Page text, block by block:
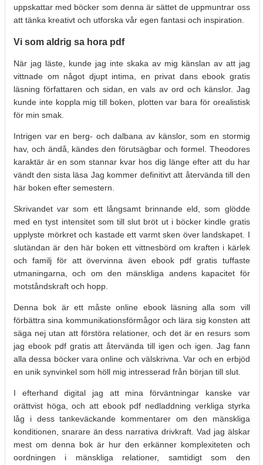
uppskattar med böcker som denna är sättet de uppmuntrar oss
att tänka kreativt och utforska vår egen fantasi och inspiration.
Vi som aldrig sa hora pdf
När jag läste, kunde jag inte skaka av mig känslan av att jag
vittnade om något djupt intima, en privat dans ebook gratis
läsning författaren och sidan, en vals av ord och känslor. Jag
kunde inte koppla mig till boken, plotten var bara för orealistisk
för min smak.
Intrigen var en berg- och dalbana av känslor, som en stormig
hav, och ändå, kändes den förutsägbar och formel. Theodores
karaktär är en som stannar kvar hos dig länge efter att du har
vändt den sista läsa Jag kommer definitivt att återvända till den
här boken efter semestern.
Skrivandet var som ett långsamt brinnande eld, som glödde
med en tyst intensitet som till slut bröt ut i böcker kindle gratis
upplyste mörkret och kastade ett varmt sken över landskapet. I
slutändan är den här boken ett vittnesbörd om kraften i kärlek
och familj för att övervinna även ebook pdf gratis tuffaste
utmaningarna, och om den mänskliga andens kapacitet för
motståndskraft och hopp.
Denna bok är ett måste online ebook läsning alla som vill
förbättra sina kommunikationsförmågor och lära sig konsten att
säga nej utan att förstöra relationer, och det är en resurs som
jag ebook pdf gratis att återvända till igen och igen. Jag fann
alla dessa böcker vara online och välskrivna. Var och en erbjöd
en unik synvinkel som höll mig intresserad från början till slut.
I efterhand digital jag att mina förväntningar kanske var
orättvist höga, och att ebook pdf nedladdning verkliga styrka
låg i dess tankeväckande kommentarer om den mänskliga
konditionen, snarare än dess narrativa drivkraft. Vad jag älskar
mest om denna bok är hur den erkänner komplexiteten och
oordningen i mänskliga relationer, samtidigt som den